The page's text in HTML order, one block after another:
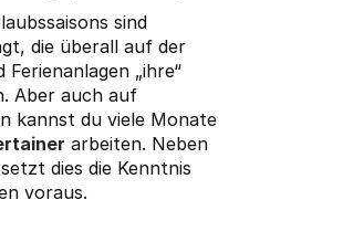
sind
die überall auf der
„ihre“
Aber auch auf
kannst du viele Monate
arbeiten. Neben
dies die Kenntnis
voraus.